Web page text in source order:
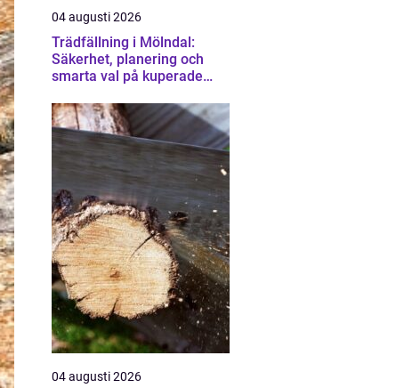
04 augusti 2026
Trädfällning i Mölndal:
Säkerhet, planering och
smarta val på kuperade
04 augusti 2026